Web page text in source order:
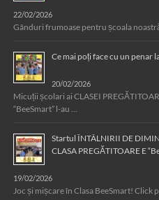
22/02/2026
Gânduri frumoase pentru școala
Ce mai poți face cu un penar
20/02/2026
Micuții școlari ai CLASEI
“BeeSmart” l-au …
Startul ÎNTÂLNIRII DE
CLASA PREGĂTITOARE E
19/02/2026
Joc și mișcare în Clasa BeeSmart! Click